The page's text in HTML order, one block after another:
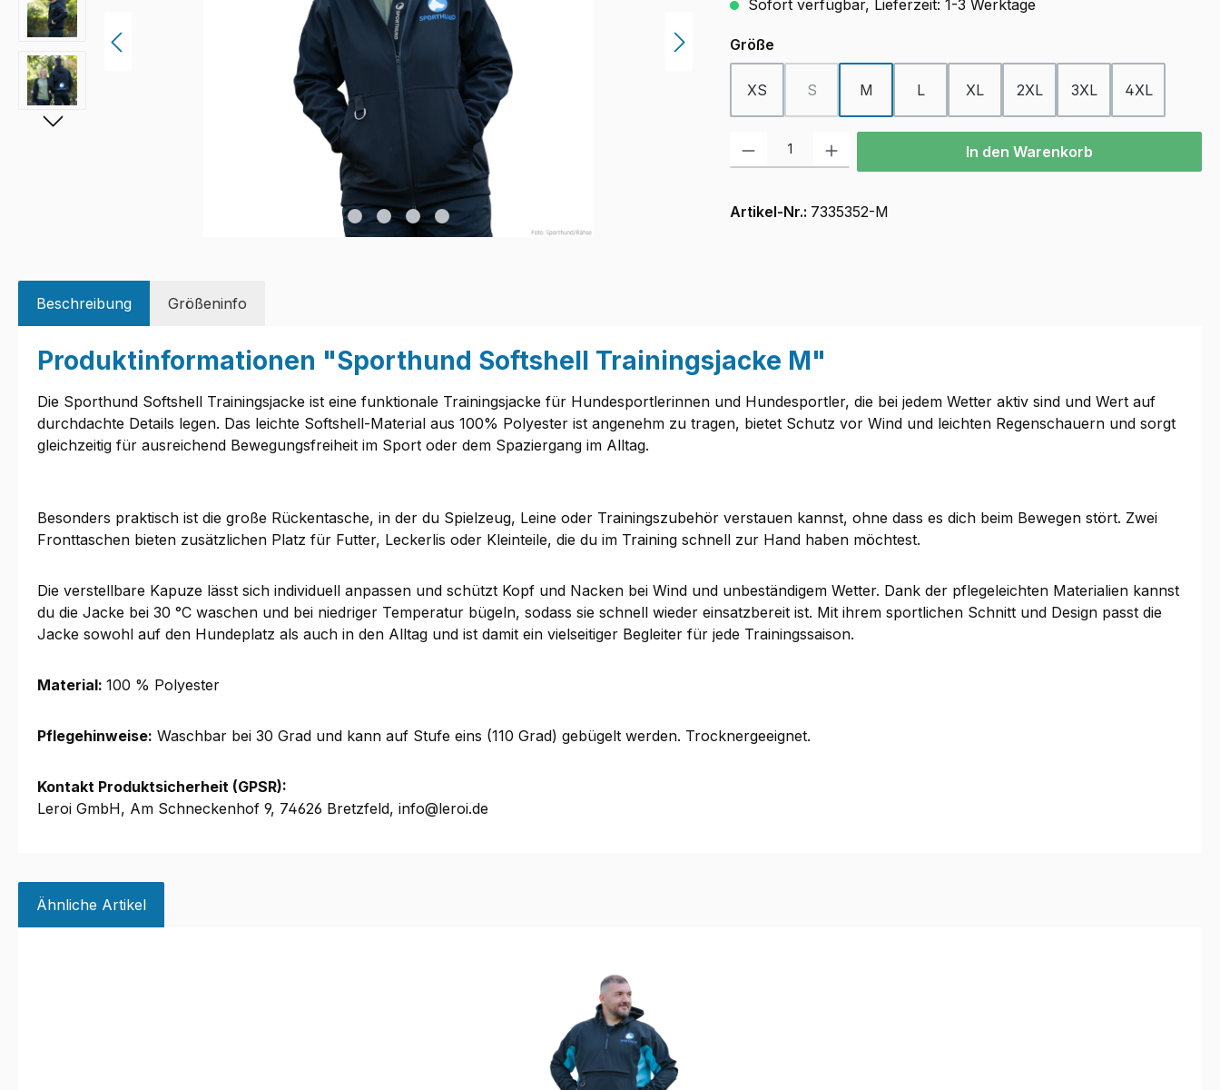
Sofort verfügbar, Lieferzeit: 1-3 Werktage
Größe
XS S
(Diese Option ist zurzeit nicht verfügbar.)
M L XL 2XL 3XL 4XL
Produkt Anzahl: Gib den gewünschten Wert ein oder benutze die Schaltflächen
In den Warenkorb
Artikel-Nr.: 7335352-M
Beschreibung Größeninfo
Produktinformationen "Sporthund Softshell Trainingsjacke M"
Die Sporthund Softshell Trainingsjacke ist eine funktionale Trainingsjacke für Hundesportlerinnen und Hundesportler, die bei jedem Wetter aktiv sind und Wert auf
durchdachte Details legen. Das leichte Softshell-Material aus 100% Polyester ist angenehm zu tragen, bietet Schutz vor Wind und leichten Regenschauern und sorgt
gleichzeitig für ausreichend Bewegungsfreiheit im Sport oder dem Spaziergang im Alltag.
Besonders praktisch ist die große Rückentasche, in der du Spielzeug, Leine oder Trainingszubehör verstauen kannst, ohne dass es dich beim Bewegen stört. Zwei
Fronttaschen bieten zusätzlichen Platz für Futter, Leckerlis oder Kleinteile, die du im Training schnell zur Hand haben möchtest.
Die verstellbare Kapuze lässt sich individuell anpassen und schützt Kopf und Nacken bei Wind und unbeständigem Wetter. Dank der pflegeleichten Materialien kannst
du die Jacke bei 30 °C waschen und bei niedriger Temperatur bügeln, sodass sie schnell wieder einsatzbereit ist. Mit ihrem sportlichen Schnitt und Design passt die
Jacke sowohl auf den Hundeplatz als auch in den Alltag und ist damit ein vielseitiger Begleiter für jede Trainingssaison.
Material: 100 % Polyester
Pflegehinweise: Waschbar bei 30 Grad und kann auf Stufe eins (110 Grad) gebügelt werden. Trocknergeeignet.
Kontakt Produktsicherheit (GPSR):
Leroi GmbH, Am Schneckenhof 9, 74626 Bretzfeld, info@leroi.de
Ähnliche Artikel